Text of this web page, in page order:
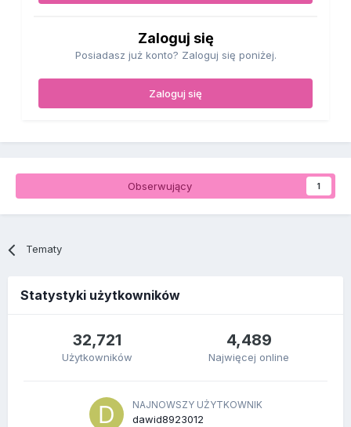
Zaloguj się
Posiadasz już konto? Zaloguj się poniżej.
Zaloguj się
Obserwujący 1
Tematy
Statystyki użytkowników
32,721
Użytkowników
4,489
Najwięcej online
NAJNOWSZY UŻYTKOWNIK
dawid8923012